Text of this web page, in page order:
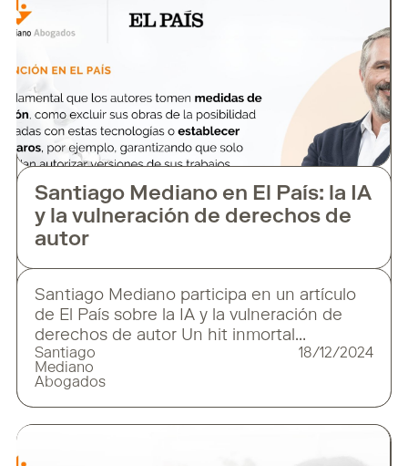
Santiago Mediano en El País: la IA
y la vulneración de derechos de
autor
Santiago Mediano participa en un artículo
de El País sobre la IA y la vulneración de
derechos de autor Un hit inmortal
como Soy un truhan, soy un señor, de Julio
Iglesias, ha renacido gracias a la
Santiago
Mediano
Abogados
18/12/2024